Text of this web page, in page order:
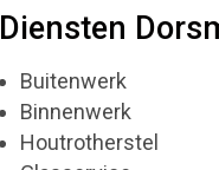
Diensten
Buitenwerk
Binnenwerk
Houtrotherstel